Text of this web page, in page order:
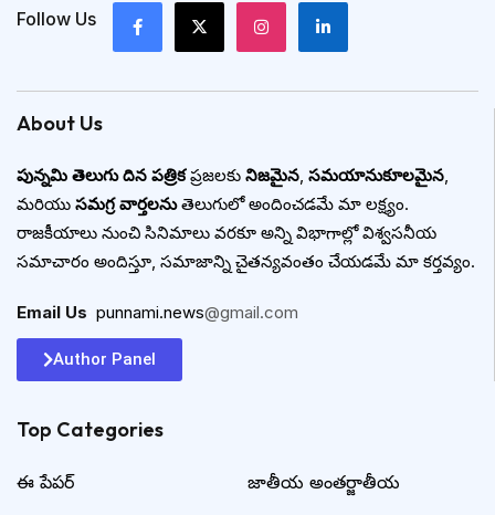
Follow Us
About Us
పున్నమి తెలుగు దిన పత్రికప్రజలకు నిజమైన, సమయానుకూలమైన,
మరియు సమగ్ర వార్తలనుతెలుగులో అందించడమే మా లక్ష్యం.
రాజకీయాలు నుంచి సినిమాలు వరకూ అన్ని విభాగాల్లో విశ్వసనీయ
సమాచారం అందిస్తూ, సమాజాన్ని చైతన్యవంతం చేయడమే మా కర్తవ్యం.
Email Us punnami.news@gmail.com
Author Panel
Top Categories​
ఈ పేపర్ జాతీయ అంతర్జాతీయ